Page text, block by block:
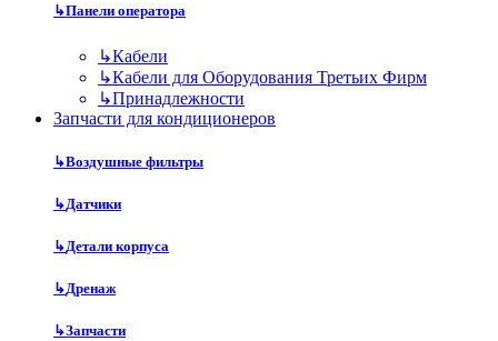
↳Панели оператора
↳Кабели
↳Кабели для Оборудования Третьих Фирм
↳Принадлежности
Запчасти для кондиционеров
↳Воздушные фильтры
↳Датчики
↳Детали корпуса
↳Дренаж
↳Запчасти